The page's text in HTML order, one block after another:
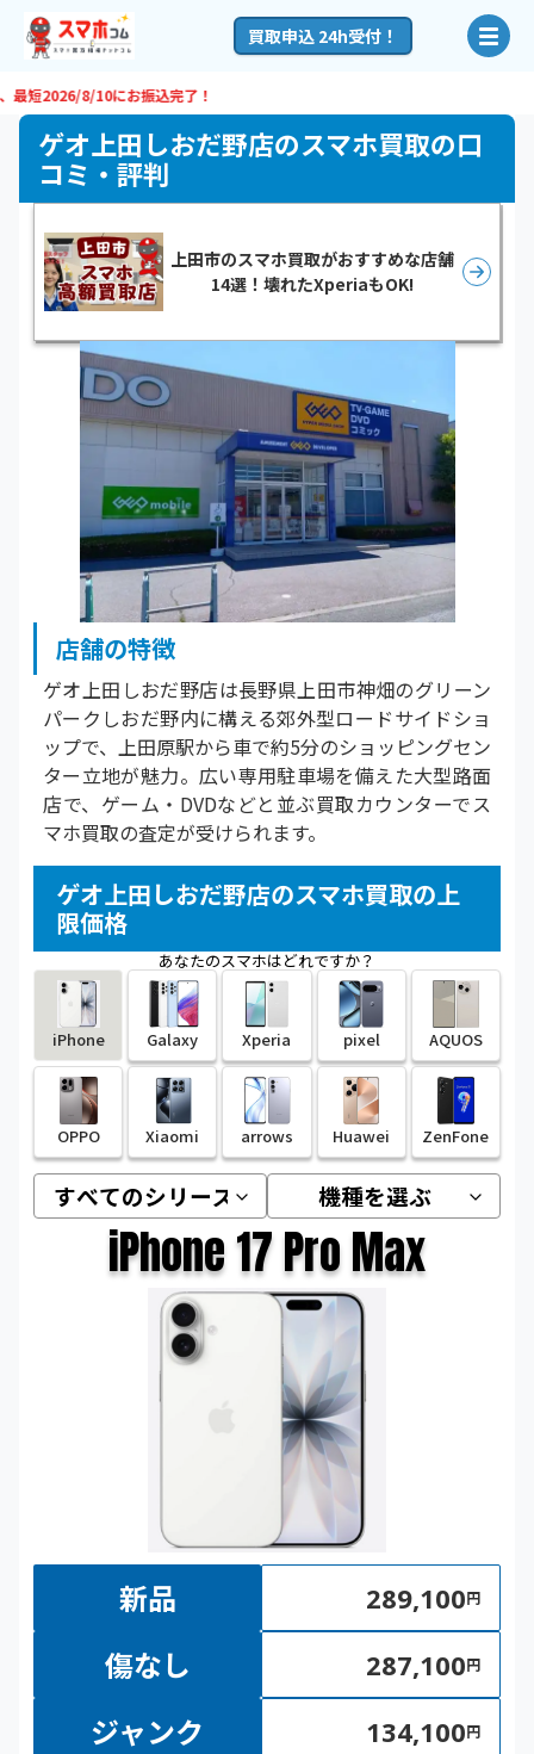
買取申込 24h受付！
8/10にお振込完了！
ゲオ上田しおだ野店のスマホ買取の口
コミ・評判
店舗の特徴
ゲオ上田しおだ野店は長野県上田市神畑のグリーン
パークしおだ野内に構える郊外型ロードサイドショ
ップで、上田原駅から車で約5分のショッピングセン
ター立地が魅力。広い専用駐車場を備えた大型路面
店で、ゲーム・DVDなどと並ぶ買取カウンターでス
マホ買取の査定が受けられます。
上田市のスマホ買取がおすすめな店舗
14選！壊れたXperiaもOK!
ゲオ上田しおだ野店のスマホ買取の上
限価格
あなたのスマホはどれですか？
iPhone Galaxy Xperia pixel AQUOS
OPPO Xiaomi arrows Huawei ZenFone
iPhone 17 Pro Max
新品 289,100円
傷なし 287,100円
ジャンク 134,100円